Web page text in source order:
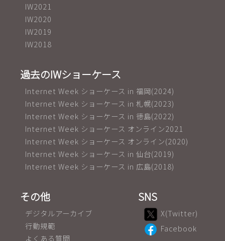
IW2021
IW2020
IW2019
IW2018
過去のIWショーケース
Internet Week ショーケース in 福岡(2024)
Internet Week ショーケース in 札幌(2023)
Internet Week ショーケース in 徳島(2022)
Internet Week ショーケース オンライン2021
Internet Week ショーケース オンライン(2020)
Internet Week ショーケース in 仙台(2019)
Internet Week ショーケース in 広島(2018)
その他
デジタルアーカイブ
行動規範
よくある質問
SNS
X(Twitter)
Facebook